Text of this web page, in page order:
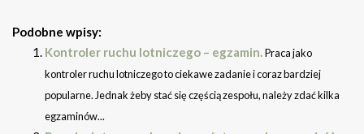
Podobne wpisy:
Kontroler ruchu lotniczego – egzamin.Praca jako
kontroler ruchu lotniczego to ciekawe zadanie i coraz bardziej
popularne. Jednak żeby stać się częścią zespołu, należy zdać kilka
egzaminów...